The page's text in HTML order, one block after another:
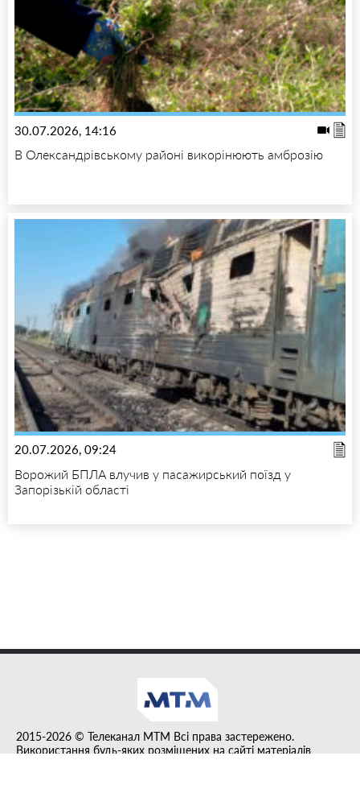
30.07.2026, 14:16
В Олександрівському районі викорінюють амброзію
20.07.2026, 09:24
Ворожий БПЛА влучив у пасажирський поїзд у
Запорізькій області
2015-2026 © Телеканал MTM Всі права застережено.
Використання будь-яких розміщених на сайті матеріалів